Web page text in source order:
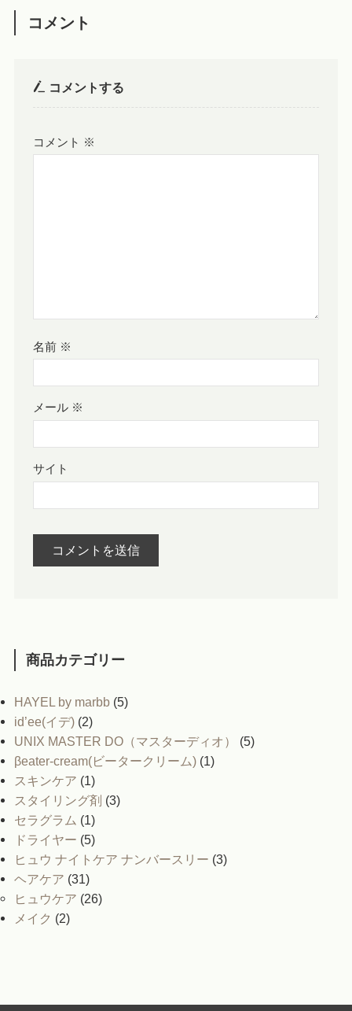
コメント
コメントする
コメント ※
名前 ※
メール ※
サイト
商品カテゴリー
HAYEL by marbb (5)
id’ee(イデ) (2)
UNIX MASTER DO（マスターディオ）
(5)
βeater-cream(ビータークリーム) (1)
スキンケア (1)
スタイリング剤 (3)
セラグラム (1)
ドライヤー (5)
ヒュウ ナイトケア ナンバースリー (3)
ヘアケア (31)
ヒュウケア (26)
メイク (2)